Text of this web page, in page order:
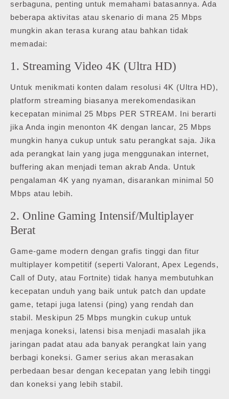
serbaguna, penting untuk memahami batasannya. Ada
beberapa aktivitas atau skenario di mana 25 Mbps
mungkin akan terasa kurang atau bahkan tidak
memadai:
1. Streaming Video 4K (Ultra HD)
Untuk menikmati konten dalam resolusi 4K (Ultra HD),
platform streaming biasanya merekomendasikan
kecepatan minimal 25 Mbps PER STREAM. Ini berarti
jika Anda ingin menonton 4K dengan lancar, 25 Mbps
mungkin hanya cukup untuk satu perangkat saja. Jika
ada perangkat lain yang juga menggunakan internet,
buffering akan menjadi teman akrab Anda. Untuk
pengalaman 4K yang nyaman, disarankan minimal 50
Mbps atau lebih.
2. Online Gaming Intensif/Multiplayer
Berat
Game-game modern dengan grafis tinggi dan fitur
multiplayer kompetitif (seperti Valorant, Apex Legends,
Call of Duty, atau Fortnite) tidak hanya membutuhkan
kecepatan unduh yang baik untuk patch dan update
game, tetapi juga latensi (ping) yang rendah dan
stabil. Meskipun 25 Mbps mungkin cukup untuk
menjaga koneksi, latensi bisa menjadi masalah jika
jaringan padat atau ada banyak perangkat lain yang
berbagi koneksi. Gamer serius akan merasakan
perbedaan besar dengan kecepatan yang lebih tinggi
dan koneksi yang lebih stabil.